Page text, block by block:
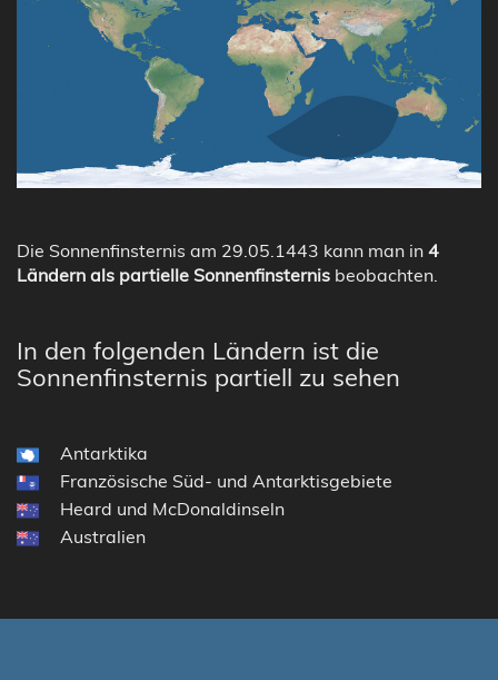
Die Sonnenfinsternis am 29.05.1443 kann man in 4
Ländern als partielle Sonnenfinsternis beobachten.
In den folgenden Ländern ist die
Sonnenfinsternis partiell zu sehen
Antarktika
Französische Süd- und Antarktisgebiete
Heard und McDonaldinseln
Australien